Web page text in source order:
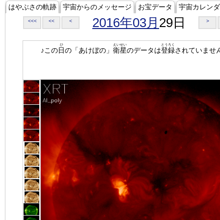
はやぶさの軌跡 宇宙からのメッセージ お宝データ 宇宙カレン
<<< << < 2016年03月 29日 >
♪この日
ひ
の「あけぼの」 衛星
えいせい
のデータは登録
とうろく
されていませ